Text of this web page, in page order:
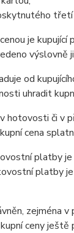
třetí
je kupující
výslovně
od
uhradit
či v
cena
platby je
platby je
zejména v
ceny